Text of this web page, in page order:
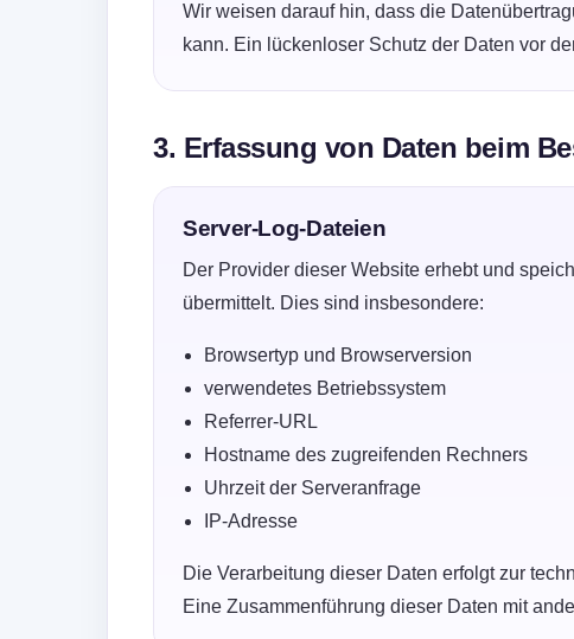
Wir weisen darauf hin, dass die
kann. Ein lückenloser Schutz der Daten vor
3. Erfassung von Daten beim
Server-Log-Dateien
Der Provider dieser Website erhebt und
übermittelt. Dies sind insbesondere:
Browsertyp und Browserversion
verwendetes Betriebssystem
Referrer-URL
Hostname des zugreifenden Rechners
Uhrzeit der Serveranfrage
IP-Adresse
Die Verarbeitung dieser Daten erfolgt zur
Eine Zusammenführung dieser Daten mit